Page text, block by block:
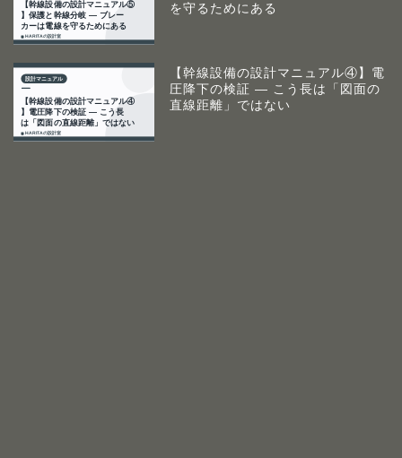
を守るためにある
【幹線設備の設計マニュアル④】電
圧降下の検証 ― こう長は「図面の
直線距離」ではない